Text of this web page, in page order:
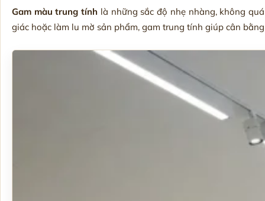
Gam màu trung tính là những sắc độ nhẹ nhàng, không
giác hoặc làm lu mờ sản phẩm, gam trung tính giúp cân